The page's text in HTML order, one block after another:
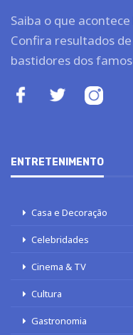
Saiba o que
Confira resultados
bastidores dos
ENTRETENIMENTO
Casa e Decoração
Celebridades
Cinema & TV
Cultura
Gastronomia